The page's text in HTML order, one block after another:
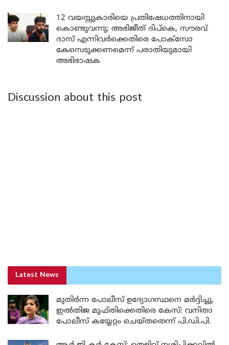
12 വയസ്സുകാരിയെ പ്രതിഷേധത്തിനായി
കൊണ്ടുവന്നു; അഭിജീത് ദിപ്കെ, സൗരവ്
ദാസ് എന്നിവർക്കെതിരെ പോക്സോ
കേസെടുക്കണമെന്ന് പരാതിയുമായി
അഭിഭാഷക
Discussion about this post
Latest News
മുതിർന്ന പോലീസ് ഉദ്യോഗസ്ഥനെ മർദ്ദിച്ചു,
ഇൽതിജ മുഫ്തിക്കെതിരെ കേസ്: വനിതാ
പോലീസ് കയ്യേറ്റം ചെയ്തതെന്ന് പി.ഡി.പി.